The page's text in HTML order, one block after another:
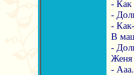
- Как
-
-
В
-
Женя
-